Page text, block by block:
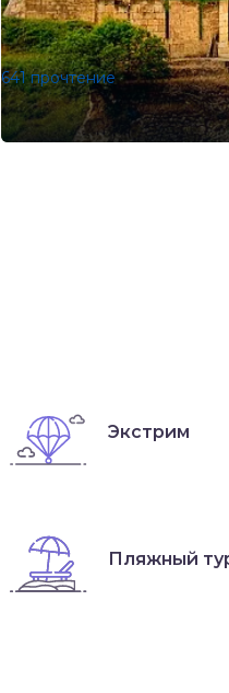
641 прочтение
Экстрим
Пляжный